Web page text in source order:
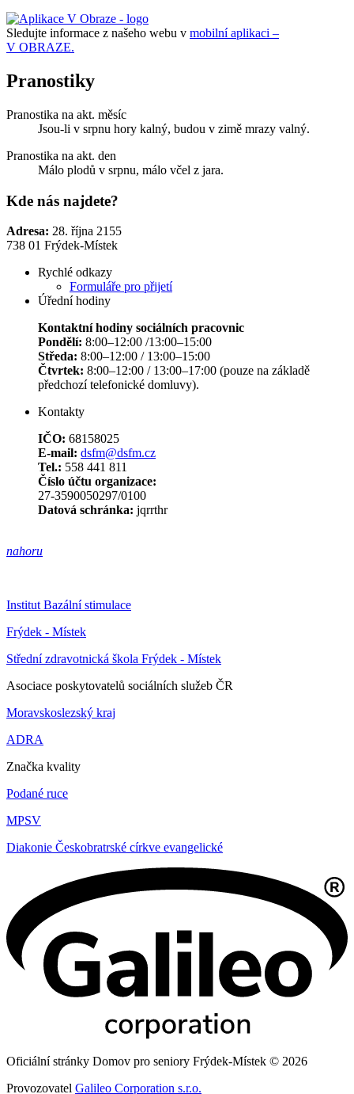
Sledujte informace z našeho webu v mobilní aplikaci –
V OBRAZE.
Pranostiky
Pranostika na akt. měsíc
Jsou-li v srpnu hory kalný, budou v zimě mrazy valný.
Pranostika na akt. den
Málo plodů v srpnu, málo včel z jara.
Kde nás najdete?
Adresa: 28. října 2155
738 01 Frýdek-Místek
Rychlé odkazy
Formuláře pro přijetí
Úřední hodiny
Kontaktní hodiny sociálních pracovnic
Pondělí: 8:00–12:00 /13:00–15:00
Středa: 8:00–12:00 / 13:00–15:00
Čtvrtek: 8:00–12:00 / 13:00–17:00 (pouze na základě
předchozí telefonické domluvy).
Kontakty
IČO: 68158025
E-mail: dsfm@dsfm.cz
Tel.: 558 441 811
Číslo účtu organizace:
27-3590050297/0100
Datová schránka: jqrrthr
nahoru
Institut Bazální stimulace
Frýdek - Místek
Střední zdravotnická škola Frýdek - Místek
Asociace poskytovatelů sociálních služeb ČR
Moravskoslezský kraj
ADRA
Značka kvality
Podané ruce
MPSV
Diakonie Českobratrské církve evangelické
Oficiální stránky Domov pro seniory Frýdek-Místek © 2026
Provozovatel Galileo Corporation s.r.o.